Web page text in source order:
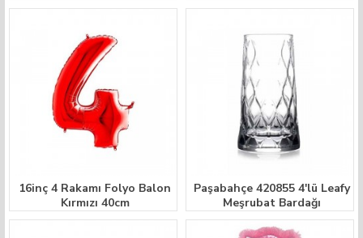
16inç 4 Rakamı Folyo Balon
Kırmızı 40cm
Paşabahçe 420855 4'lü Leafy
Meşrubat Bardağı